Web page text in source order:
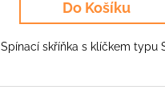
Do Košíku
Spínací skříňka s klíčkem typu